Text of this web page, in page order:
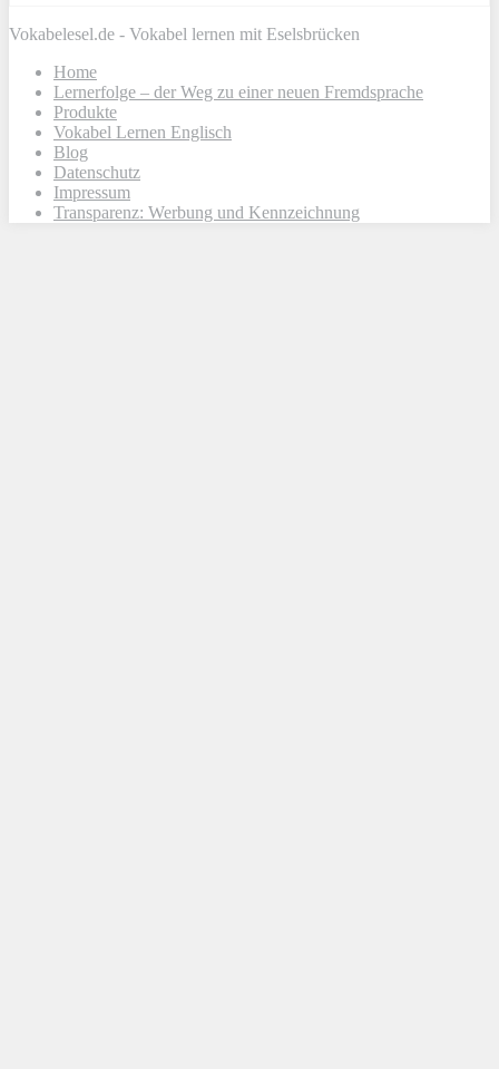
Vokabelesel.de - Vokabel lernen mit Eselsbrücken
Home
Lernerfolge – der Weg zu einer neuen Fremdsprache
Produkte
Vokabel Lernen Englisch
Blog
Datenschutz
Impressum
Transparenz: Werbung und Kennzeichnung